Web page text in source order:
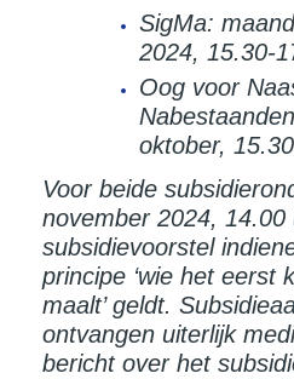
SigMa:
2024, 15.30-
Oog voor
oktober,
Voor beide
november 2024, 14.00
subsidievoorstel
principe ‘wie het eerst
maalt’ geldt.
ontvangen uiterlijk
bericht over het